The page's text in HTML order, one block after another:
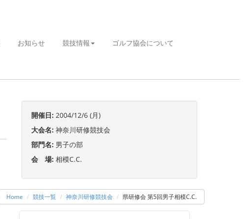
お知らせ 競技情報 ゴルフ協会について
開催日: 2004/12/6 (月)
大会名: 神奈川研修競技会
部門名: 男子の部
会 場: 相模C.C.
Home 競技一覧 神奈川研修競技会 県研修会 第5回男子相模C.C.